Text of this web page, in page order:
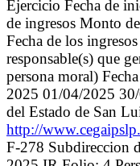
Ejercicio Fecha de
de ingresos Monto
Fecha de los
responsable(s) que
persona moral)
2025 01/04/2025 30/
del Estado de San
http://
F-278 Subdireccion